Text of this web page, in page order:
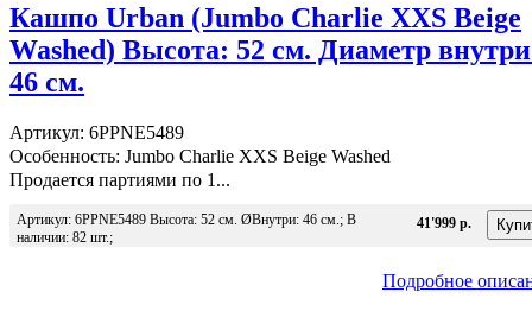
Кашпо Urban (Jumbo Charlie XXS Beige
Washed) Высота: 52 см. Диаметр
46 см.
Артикул: 6PPNE5489
Особенность: Jumbo Charlie XXS Beige Washed
Продается партиями по 1...
Артикул: 6PPNE5489 Высота: 52 см. ØВнутри: 46 см.; В
наличии: 82 шт.;
41'999 р.
Подробное